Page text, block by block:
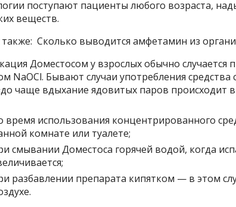
поступают пациенты любого возраста,
веществ.
Сколько выводится амфетамин из
Доместосом у взрослых обычно
NaOCl. Бывают случаи употребления
чаще вдыхание ядовитых паров происходит в
время использования концентрированного
комнате или туалете;
смывании Доместоса горячей водой, когда
разбавлении препарата кипятком — в этом